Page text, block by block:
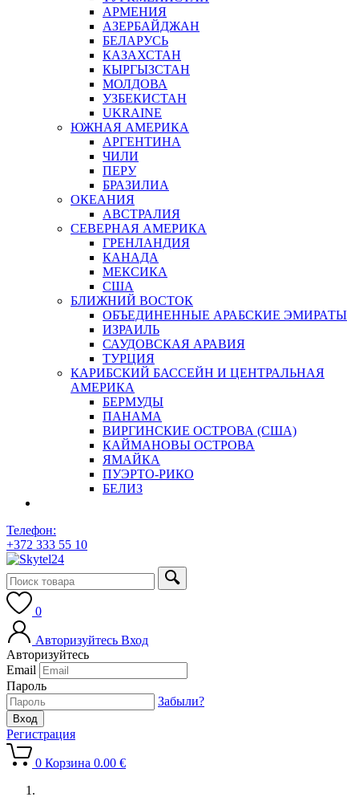
АРМЕНИЯ
АЗЕРБАЙДЖАН
БЕЛАРУСЬ
КАЗАХСТАН
КЫРГЫЗСТАН
МОЛДОВА
УЗБЕКИСТАН
UKRAINE
ЮЖНАЯ АМЕРИКА
АРГЕНТИНА
ЧИЛИ
ПЕРУ
БРАЗИЛИА
ОКЕАНИЯ
АВСТРАЛИЯ
СЕВЕРНАЯ АМЕРИКА
ГРЕНЛАНДИЯ
КАНАДА
МЕКСИКА
США
БЛИЖНИЙ ВОСТОК
ОБЪЕДИНЕННЫЕ АРАБСКИЕ ЭМИРАТЫ
ИЗРАИЛЬ
САУДОВСКАЯ АРАВИЯ
ТУРЦИЯ
КАРИБСКИЙ БАССЕЙН И ЦЕНТРАЛЬНАЯ
АМЕРИКА
БЕРМУДЫ
ПАНАМА
ВИРГИНСКИЕ ОСТРОВА (США)
КАЙМАНОВЫ ОСТРОВА
ЯМАЙКА
ПУЭРТО-РИКО
БЕЛИЗ
Телефон:
+372 333 55 10
0
Авторизуйтесь Вход
Авторизуйтесь
Email
Пароль
Забыли?
Регистрация
0 Корзина 0.00 €